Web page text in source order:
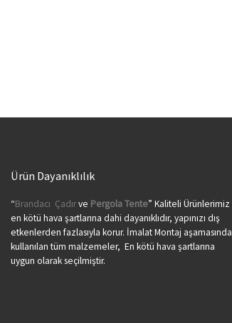
Ürün Dayanıklılık
“Brandacı Çadırve PergolaTente” Kaliteli Ürünlerimiz
en kötü hava şartlarına dahi dayanıklıdır, yapınızı dış
etkenlerden fazlasıyla korur. İmalat Montaj aşamasında
kullanılan tüm malzemeler, En kötü hava şartlarına
uygun olarak seçilmiştir.